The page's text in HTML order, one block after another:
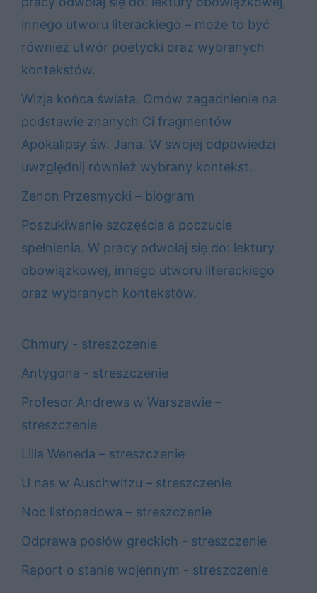
innego utworu literackiego – może to być
również utwór poetycki oraz wybranych
kontekstów.
Wizja końca świata. Omów zagadnienie na
podstawie znanych Ci fragmentów
Apokalipsy św. Jana. W swojej odpowiedzi
uwzględnij również wybrany kontekst.
Zenon Przesmycki – biogram
Poszukiwanie szczęścia a poczucie
spełnienia. W pracy odwołaj się do: lektury
obowiązkowej, innego utworu literackiego
oraz wybranych kontekstów.
Chmury - streszczenie
Antygona - streszczenie
Profesor Andrews w Warszawie –
streszczenie
Lilla Weneda – streszczenie
U nas w Auschwitzu – streszczenie
Noc listopadowa – streszczenie
Odprawa posłów greckich - streszczenie
Raport o stanie wojennym - streszczenie